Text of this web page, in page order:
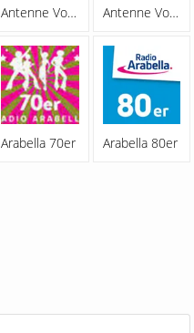
Antenne Vorarlberg Plus Neue Hits Antenne Vorarlberg Rock
Arabella 70er Arabella 80er